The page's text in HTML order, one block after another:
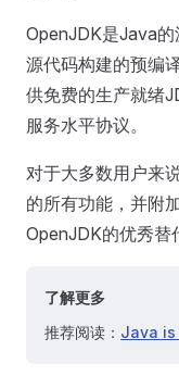
OpenJDK是Java
源代码构建的预编
供免费的生产就绪
服务水平协议。
对于大多数用户来
的所有功能，并附
OpenJDK的优秀替
了解更多
推荐阅读： Java is